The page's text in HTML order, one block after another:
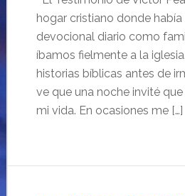
hogar cristiano donde
devocional diario como
íbamos fielmente a la
historias bíblicas antes de
ve que una noche invité
mi vida. En ocasiones me […]